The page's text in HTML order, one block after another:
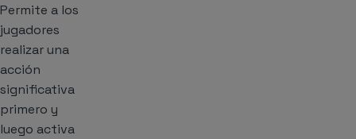
Permite a los
jugadores
realizar una
acción
significativa
primero y
luego activa